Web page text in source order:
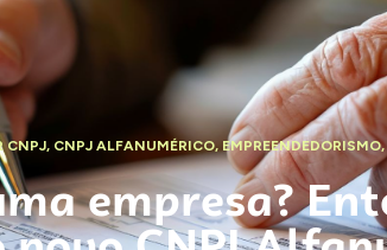
CNPJ, CNPJ ALFANUMÉRICO, EMPREENDEDORISMO,
empresa?